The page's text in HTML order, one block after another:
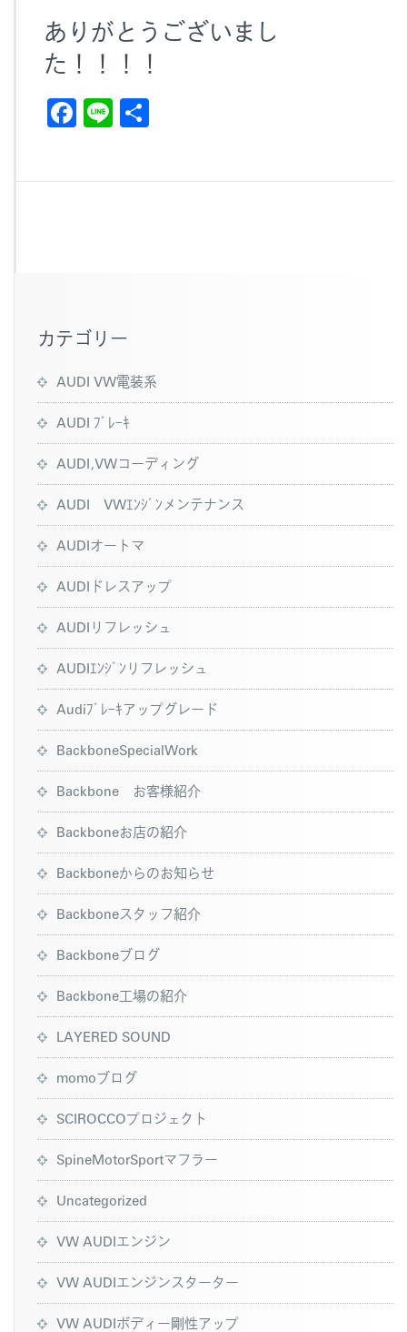
ありがとうございまし
た！！！！
F Li
カテゴリー
AUDI VW電装系
AUDI ﾌﾞﾚｰｷ
AUDI,VWコーディング
AUDI VWｴﾝｼﾞﾝメンテナンス
AUDIオートマ
AUDIドレスアップ
AUDIリフレッシュ
AUDIｴﾝｼﾞﾝリフレッシュ
Audiﾌﾞﾚｰｷアップグレード
BackboneSpecialWork
Backbone お客様紹介
Backboneお店の紹介
Backboneからのお知らせ
Backboneスタッフ紹介
Backboneブログ
Backbone工場の紹介
LAYERED SOUND
momoブログ
SCIROCCOプロジェクト
SpineMotorSportマフラー
Uncategorized
VW AUDIエンジン
VW AUDIエンジンスターター
VW AUDIボディー剛性アップ